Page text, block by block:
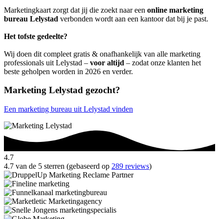
Marketingkaart zorgt dat jij die zoekt naar een online marketing
bureau Lelystad verbonden wordt aan een kantoor dat bij je past.
Het tofste gedeelte?
Wij doen dit compleet gratis & onafhankelijk van alle marketing
professionals uit Lelystad – voor altijd – zodat onze klanten het
beste geholpen worden in 2026 en verder.
Marketing Lelystad gezocht?
Een marketing bureau uit Lelystad vinden
4.7
4.7 van de 5 sterren (gebaseerd op 289 reviews)